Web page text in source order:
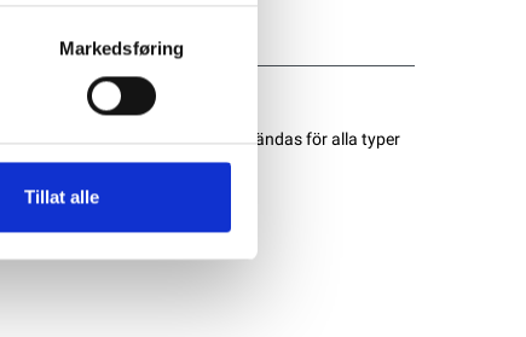
Markedsføring
Tillat alle
i denna serie kan användas för alla typer
där man söker bästa